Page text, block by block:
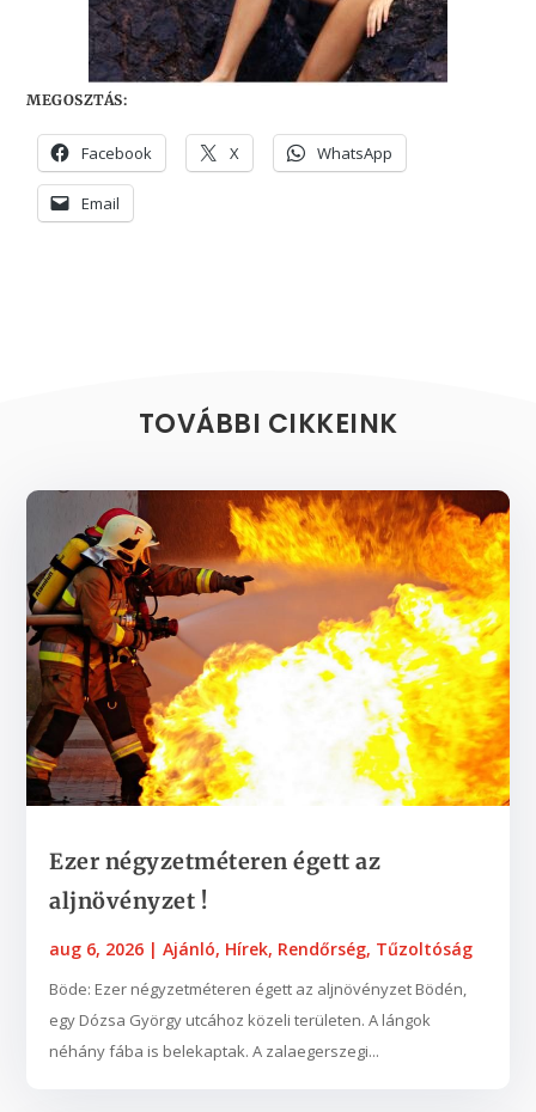
MEGOSZTÁS:
Facebook X WhatsApp
Email
TOVÁBBI CIKKEINK
Ezer négyzetméteren égett az
aljnövényzet !
aug 6, 2026 |Ajánló, Hírek, Rendőrség, Tűzoltóság
Böde: Ezer négyzetméteren égett az aljnövényzet Bödén,
egy Dózsa György utcához közeli területen. A lángok
néhány fába is belekaptak. A zalaegerszegi...